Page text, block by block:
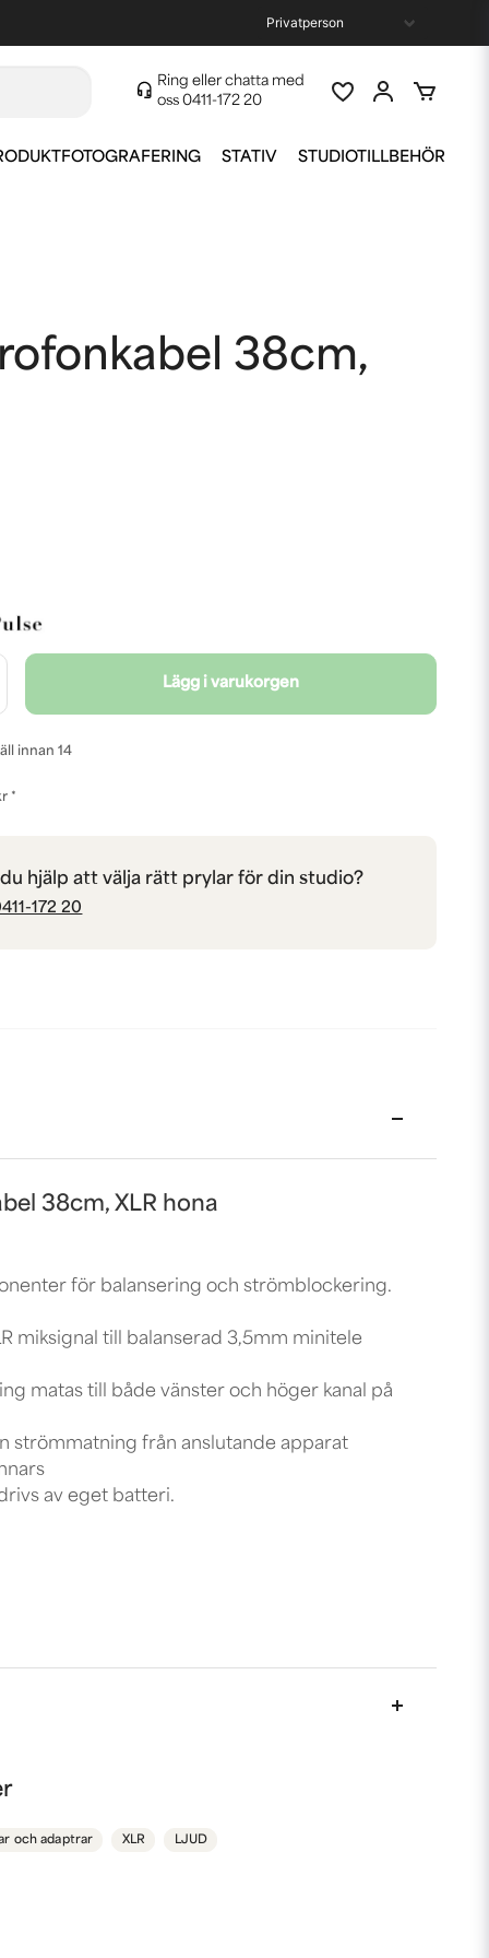
Ring eller chatta med
oss 0411-172 20
STATIV STUDIOTILLBEHÖR
38cm,
Lägg i varukorgen
innan 14
*
du hjälp att välja rätt prylar för din studio?
172 20
38cm, XLR hona
för balansering och strömblockering.
miksignal till balanserad 3,5mm minitele
matas till både vänster och höger kanal på
strömmatning från anslutande apparat
av eget batteri.
produkten...
och adaptrar XLR LJUD